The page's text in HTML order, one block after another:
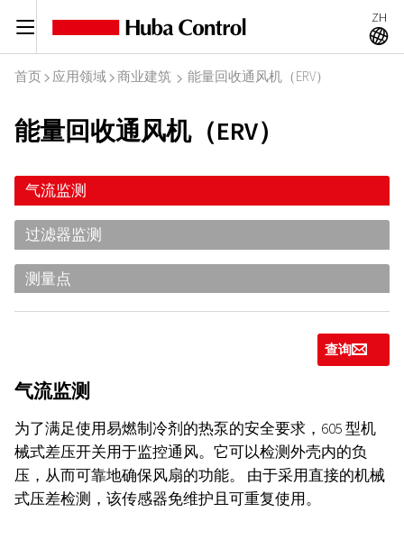
C ZH
A
首页 I 应用领域 I 商业建筑 I 能量回收通风机（ERV）
能量回收通风机（ERV）
气流监测
过滤器监测
测量点
查询g
气流监测
为了满足使用易燃制冷剂的热泵的安全要求，605 型机
械式差压开关用于监控通风。它可以检测外壳内的负
压，从而可靠地确保风扇的功能。 由于采用直接的机械
式压差检测，该传感器免维护且可重复使用。